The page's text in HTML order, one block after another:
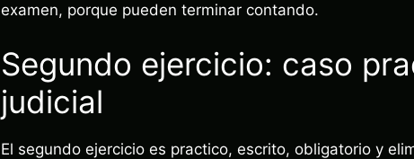
examen, porque pueden terminar contando.
Segundo ejercicio: caso
judicial
El segundo ejercicio es practico, escrito, obligatorio y